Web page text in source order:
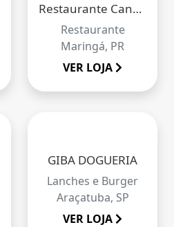
Restaurante Canadá
Restaurante
Maringá, PR
VER LOJA
GIBA DOGUERIA
Lanches e Burger
Araçatuba, SP
VER LOJA